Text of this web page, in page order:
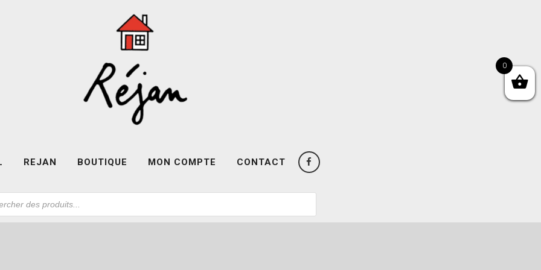
REJAN BOUTIQUE MON COMPTE CONTACT
0